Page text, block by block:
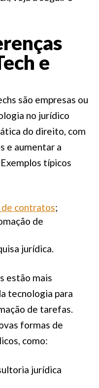
e
são empresas ou
no jurídico
do direito, com
e aumentar a
típicos
contratos;
de
jurídica.
estão mais
tecnologia para
de tarefas.
formas de
como:
jurídica